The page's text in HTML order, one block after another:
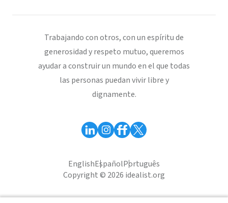
Trabajando con otros, con un espíritu de
generosidad y respeto mutuo, queremos
ayudar a construir un mundo en el que todas
las personas puedan vivir libre y
dignamente.
EnglishEspañolPortuguês
Copyright © 2026 idealist.org